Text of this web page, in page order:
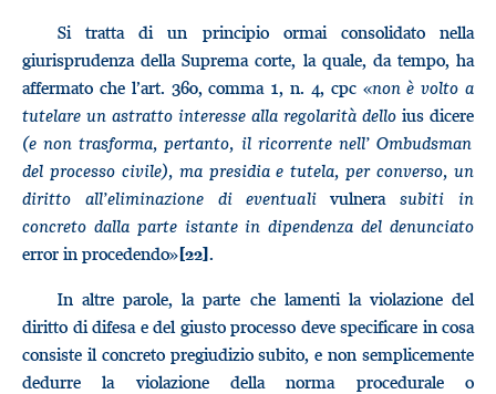
Si tratta di un principio ormai consolidato nella
giurisprudenza della Suprema corte, la quale, da tempo, ha
affermato che l’art. 360, comma 1, n. 4, cpc «non è volto a
tutelare un astratto interesse alla regolarità dello ius dicere
(e non trasforma, pertanto, il ricorrente nell’ Ombudsman
del processo civile), ma presidia e tutela, per converso, un
diritto all’eliminazione di eventualivulnerasubiti in
concreto dalla parte istante in dipendenza del denunciato
error in procedendo»[22].
In altre parole, la parte che lamenti la violazione del
diritto di difesa e del giusto processo deve specificare in cosa
consiste il concreto pregiudizio subito, e non semplicemente
dedurre la violazione della norma procedurale o